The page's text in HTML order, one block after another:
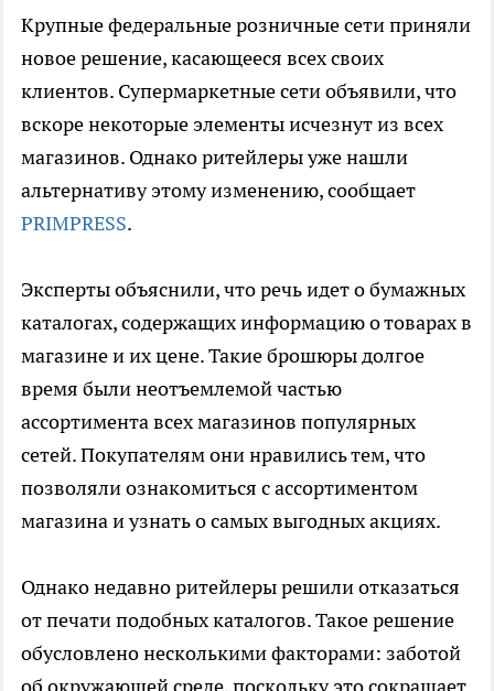
Крупные федеральные розничные сети приняли
новое решение, касающееся всех своих
клиентов. Супермаркетные сети объявили, что
вскоре некоторые элементы исчезнут из всех
магазинов. Однако ритейлеры уже нашли
альтернативу этому изменению, сообщает
PRIMPRESS.
Эксперты объяснили, что речь идет о бумажных
каталогах, содержащих информацию о товарах в
магазине и их цене. Такие брошюры долгое
время были неотъемлемой частью
ассортимента всех магазинов популярных
сетей. Покупателям они нравились тем, что
позволяли ознакомиться с ассортиментом
магазина и узнать о самых выгодных акциях.
Однако недавно ритейлеры решили отказаться
от печати подобных каталогов. Такое решение
обусловлено несколькими факторами: заботой
об окружающей среде, поскольку это сокращает